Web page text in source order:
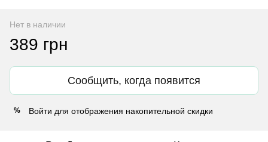
Нет в наличии
389 грн
Сообщить, когда появится
% Войти для отображения накопительной скидки